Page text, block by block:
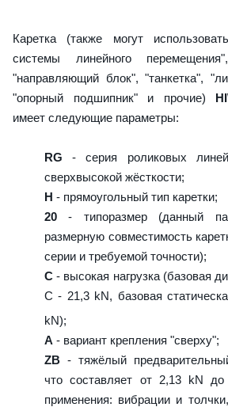
Каретка (также могут
системы линейного
"направляющий блок", "танкетка",
"опорный подшипник" и прочие)
имеет следующие параметры:
RG - серия роликовых
сверхвысокой жёсткости;
H - прямоугольный тип каретки;
20 - типоразмер (данный
размерную совместимость
серии и требуемой точности);
C - высокая нагрузка (базовая
C - 21,3 kN, базовая
kN);
A - вариант крепления "сверху";
ZB - тяжёлый
что составляет от 2,13 kN
применения: вибрации и